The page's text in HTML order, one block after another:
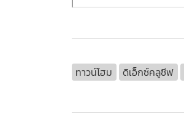
ทาวน์โฮม ดิเอ็กซ์คลูซีฟ